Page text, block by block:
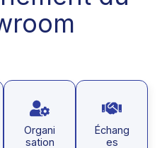
Organi
sation
Échang
es